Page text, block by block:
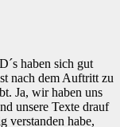
haben sich gut
nach dem Auftritt zu
Ja, wir haben uns
unsere Texte drauf
verstanden habe,